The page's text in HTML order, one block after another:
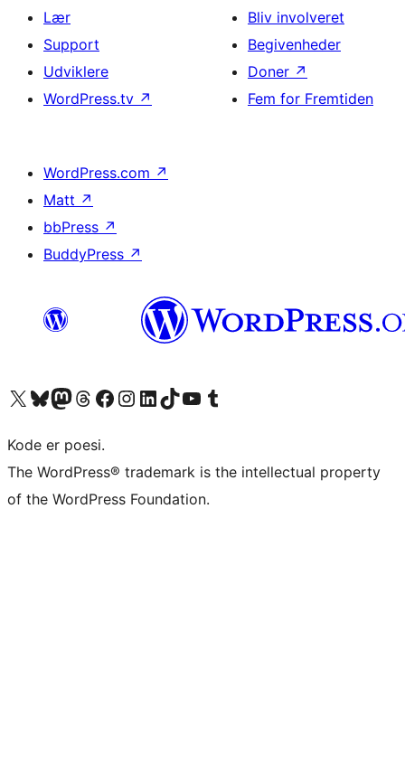
Lær
Support
Udviklere
WordPress.tv ↗
Bliv involveret
Begivenheder
Doner ↗
Fem for Fremtiden
WordPress.com ↗
Matt ↗
bbPress ↗
BuddyPress ↗
Besøg vores X (tidligere Twitter) konto
Besøg vores Bluesky-konto
Besøg vores Mastodon konto
Besøg vores Threads-konto
Besøg vores Facebook sideBesøg vores Instagram konto
Besøg vores LinkedIn konto
Besøg vores TikTok-konto
Besøg vores YouTube-kanalBesøg vores Tumblr-konto
Kode er poesi.
The WordPress® trademark is the intellectual property
of the WordPress Foundation.